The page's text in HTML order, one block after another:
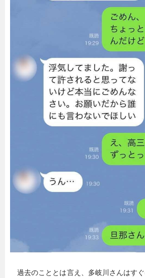
過去のこととは言え、多岐川さんはす